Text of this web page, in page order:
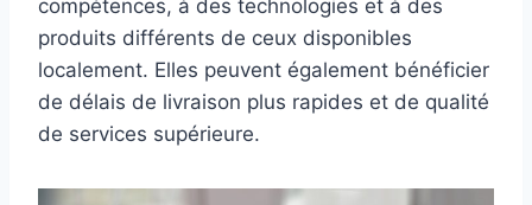
compétences, à des technologies et à des
produits différents de ceux disponibles
localement. Elles peuvent également bénéficier
de délais de livraison plus rapides et de qualité
de services supérieure.